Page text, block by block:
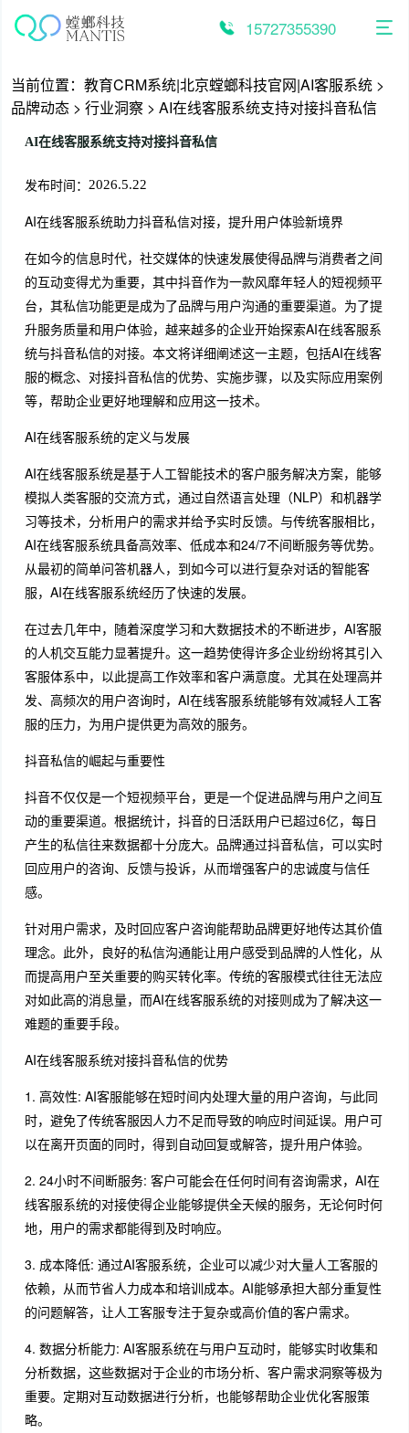
15727355390
当前位置： 教育CRM系统|北京螳螂科技官网|AI客服系统 >
品牌动态 > 行业洞察 > AI在线客服系统支持对接抖音私信
AI在线客服系统支持对接抖音私信
发布时间： 2026.5.22
AI在线客服系统助力抖音私信对接，提升用户体验新境界
在如今的信息时代，社交媒体的快速发展使得品牌与消费者之间
的互动变得尤为重要，其中抖音作为一款风靡年轻人的短视频平
台，其私信功能更是成为了品牌与用户沟通的重要渠道。为了提
升服务质量和用户体验，越来越多的企业开始探索AI在线客服系
统与抖音私信的对接。本文将详细阐述这一主题，包括AI在线客
服的概念、对接抖音私信的优势、实施步骤，以及实际应用案例
等，帮助企业更好地理解和应用这一技术。
AI在线客服系统的定义与发展
AI在线客服系统是基于人工智能技术的客户服务解决方案，能够
模拟人类客服的交流方式，通过自然语言处理（NLP）和机器学
习等技术，分析用户的需求并给予实时反馈。与传统客服相比，
AI在线客服系统具备高效率、低成本和24/7不间断服务等优势。
从最初的简单问答机器人，到如今可以进行复杂对话的智能客
服，AI在线客服系统经历了快速的发展。
在过去几年中，随着深度学习和大数据技术的不断进步，AI客服
的人机交互能力显著提升。这一趋势使得许多企业纷纷将其引入
客服体系中，以此提高工作效率和客户满意度。尤其在处理高并
发、高频次的用户咨询时，AI在线客服系统能够有效减轻人工客
服的压力，为用户提供更为高效的服务。
抖音私信的崛起与重要性
抖音不仅仅是一个短视频平台，更是一个促进品牌与用户之间互
动的重要渠道。根据统计，抖音的日活跃用户已超过6亿，每日
产生的私信往来数据都十分庞大。品牌通过抖音私信，可以实时
回应用户的咨询、反馈与投诉，从而增强客户的忠诚度与信任
感。
针对用户需求，及时回应客户咨询能帮助品牌更好地传达其价值
理念。此外，良好的私信沟通能让用户感受到品牌的人性化，从
而提高用户至关重要的购买转化率。传统的客服模式往往无法应
对如此高的消息量，而AI在线客服系统的对接则成为了解决这一
难题的重要手段。
AI在线客服系统对接抖音私信的优势
1. 高效性: AI客服能够在短时间内处理大量的用户咨询，与此同
时，避免了传统客服因人力不足而导致的响应时间延误。用户可
以在离开页面的同时，得到自动回复或解答，提升用户体验。
2. 24小时不间断服务: 客户可能会在任何时间有咨询需求，AI在
线客服系统的对接使得企业能够提供全天候的服务，无论何时何
地，用户的需求都能得到及时响应。
3. 成本降低: 通过AI客服系统，企业可以减少对大量人工客服的
依赖，从而节省人力成本和培训成本。AI能够承担大部分重复性
的问题解答，让人工客服专注于复杂或高价值的客户需求。
4. 数据分析能力: AI客服系统在与用户互动时，能够实时收集和
分析数据，这些数据对于企业的市场分析、客户需求洞察等极为
重要。定期对互动数据进行分析，也能够帮助企业优化客服策
略。